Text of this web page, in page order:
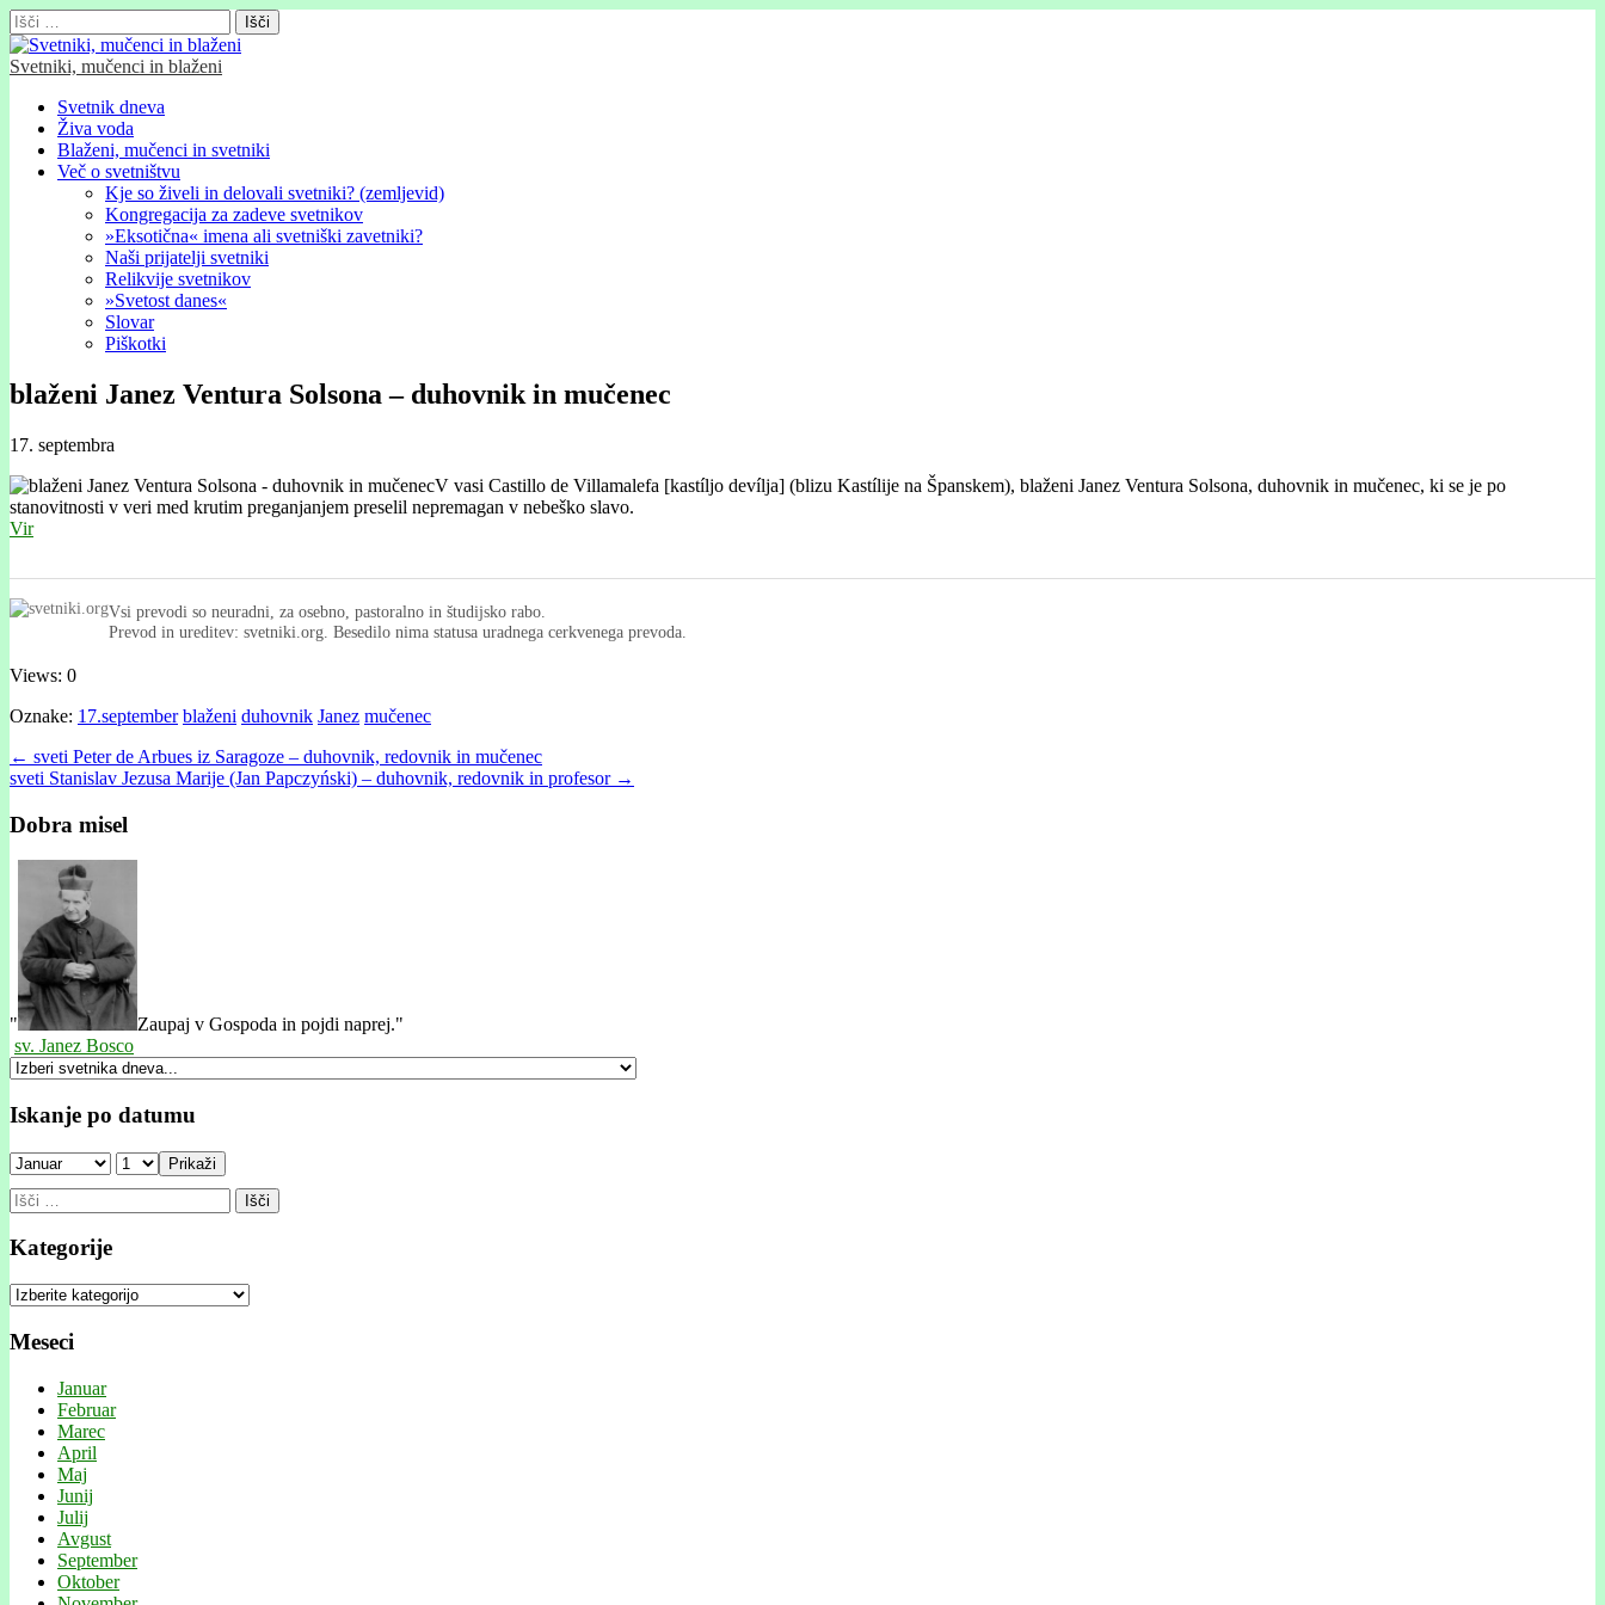
Išči:
Svetniki, mučenci in blaženi
Glavni
meni
Skip
content
Svetnik dneva
Živa voda
Blaženi, mučenci in svetniki
Več o svetništvu
Kje so živeli in delovali svetniki? (zemljevid)
Kongregacija za zadeve svetnikov
»Eksotična« imena ali svetniški zavetniki?
Naši prijatelji svetniki
Relikvije svetnikov
»Svetost danes«
Slovar
Piškotki
blaženi Janez Ventura Solsona – duhovnik in mučenec
17. septembra
V vasi Castillo de Villamalefa [kastíljo devílja] (blizu Kastílije na Španskem), blaženi Janez Ventura Solsona, duhovnik in mučenec, ki se je po
stanovitnosti v veri med krutim preganjanjem preselil nepremagan v nebeško slavo.
Vir
Vsi prevodi so neuradni, za osebno, pastoralno in študijsko rabo.
Prevod in ureditev: svetniki.org. Besedilo nima statusa uradnega cerkvenega prevoda.
Views: 0
Oznake: 17.september blaženi duhovnik Janez mučenec
Post
navigation
← sveti Peter de Arbues iz Saragoze – duhovnik, redovnik in mučenec
sveti Stanislav Jezusa Marije (Jan Papczyński) – duhovnik, redovnik in profesor →
Dobra misel
"
Zaupaj v Gospoda in pojdi naprej."
sv. Janez Bosco
Iskanje po datumu
Prikaži
Išči:
Kategorije
Kategorije
Meseci
Januar
Februar
Marec
April
Maj
Junij
Julij
Avgust
September
Oktober